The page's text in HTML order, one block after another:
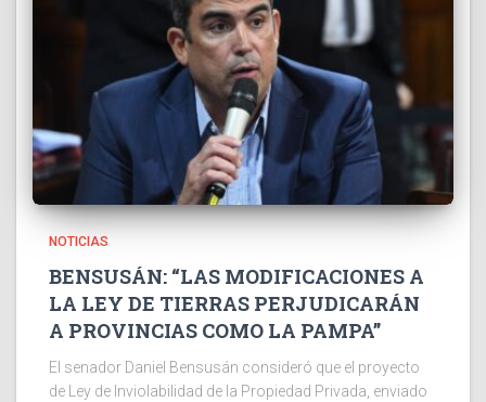
NOTICIAS
BENSUSÁN: “LAS MODIFICACIONES A
LA LEY DE TIERRAS PERJUDICARÁN
A PROVINCIAS COMO LA PAMPA”
El senador Daniel Bensusán consideró que el proyecto
de Ley de Inviolabilidad de la Propiedad Privada, enviado